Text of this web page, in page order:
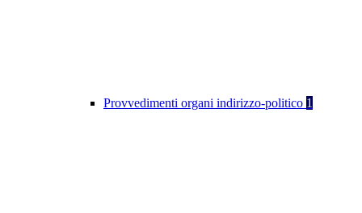
Provvedimenti organi indirizzo-politico 1